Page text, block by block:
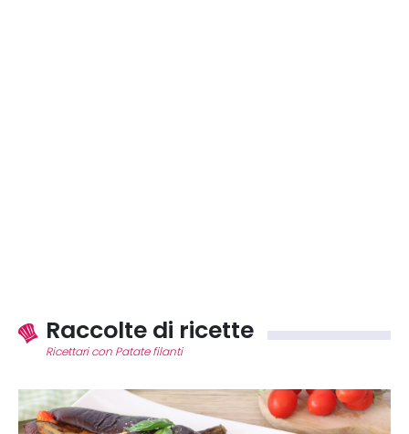
Raccolte di ricette
Ricettari con Patate filanti